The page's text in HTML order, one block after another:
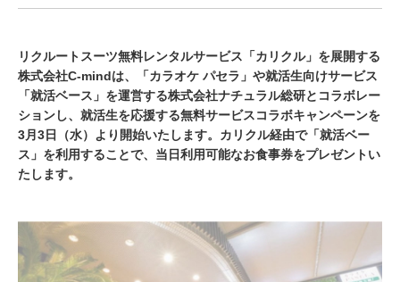
リクルートスーツ無料レンタルサービス「カリクル」を展開する
株式会社C-mindは、「カラオケ パセラ」や就活生向けサービス
「就活ベース」を運営する株式会社ナチュラル総研とコラボレー
ションし、就活生を応援する無料サービスコラボキャンペーンを
3月3日（水）より開始いたします。カリクル経由で「就活ベー
ス」を利用することで、当日利用可能なお食事券をプレゼントい
たします。